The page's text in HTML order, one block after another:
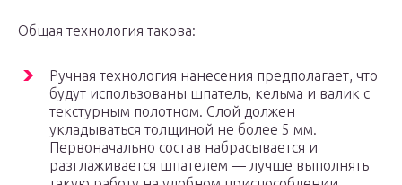
Общая технология такова:
Ручная технология нанесения предполагает, что
будут использованы шпатель, кельма и валик с
текстурным полотном. Слой должен
укладываться толщиной не более 5 мм.
Первоначально состав набрасывается и
разглаживается шпателем — лучше выполнять